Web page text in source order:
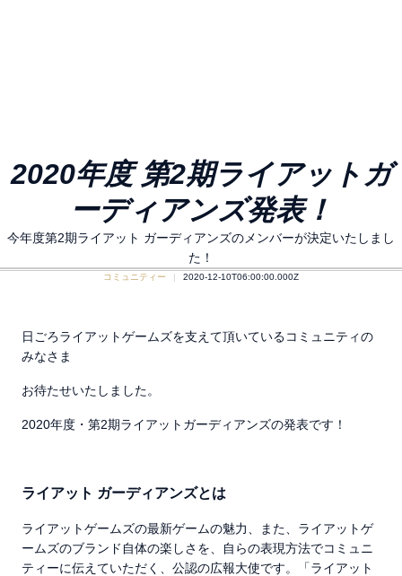
2020年度 第2期ライアットガ
ーディアンズ発表！
今年度第2期ライアット ガーディアンズのメンバーが決定いたしまし
た！
コミュニティー 2020-12-10T06:00:00.000Z
日ごろライアットゲームズを支えて頂いているコミュニティの
みなさま
お待たせいたしました。
2020年度・第2期ライアットガーディアンズの発表です！
ライアット ガーディアンズとは
ライアットゲームズの最新ゲームの魅力、また、ライアットゲ
ームズのブランド自体の楽しさを、自らの表現方法でコミュニ
ティーに伝えていただく、公認の広報大使です。「ライアット